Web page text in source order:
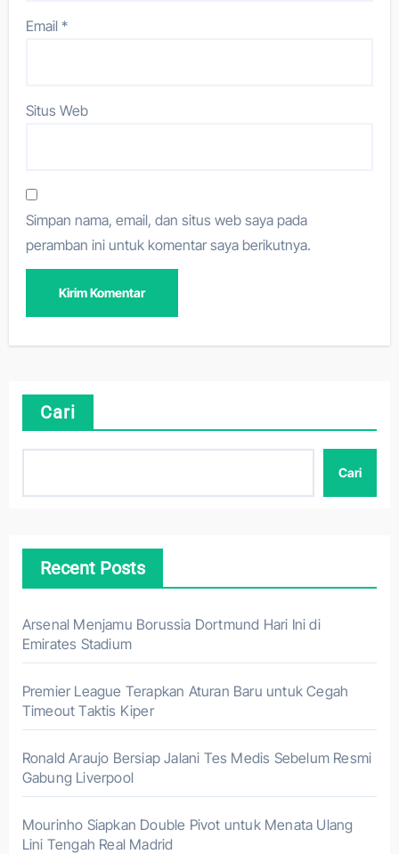
Email*
Situs Web
Simpan nama, email, dan situs web saya pada
peramban ini untuk komentar saya berikutnya.
Cari
Cari
Recent Posts
Arsenal Menjamu Borussia Dortmund Hari Ini di
Emirates Stadium
Premier League Terapkan Aturan Baru untuk Cegah
Timeout Taktis Kiper
Ronald Araujo Bersiap Jalani Tes Medis Sebelum Resmi
Gabung Liverpool
Mourinho Siapkan Double Pivot untuk Menata Ulang
Lini Tengah Real Madrid